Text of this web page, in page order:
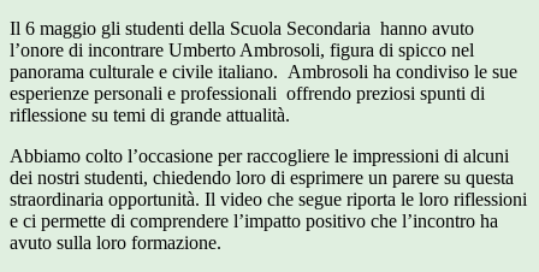
Il 6 maggio gli studenti della Scuola Secondaria hanno avuto
l’onore di incontrare Umberto Ambrosoli, figura di spicco nel
panorama culturale e civile italiano. Ambrosoli ha condiviso le sue
esperienze personali e professionali offrendo preziosi spunti di
riflessione su temi di grande attualità.
Abbiamo colto l’occasione per raccogliere le impressioni di alcuni
dei nostri studenti, chiedendo loro di esprimere un parere su questa
straordinaria opportunità. Il video che segue riporta le loro riflessioni
e ci permette di comprendere l’impatto positivo che l’incontro ha
avuto sulla loro formazione.